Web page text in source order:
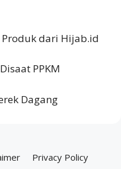
dari Hijab.id
PPKM
Dagang
Privacy Policy